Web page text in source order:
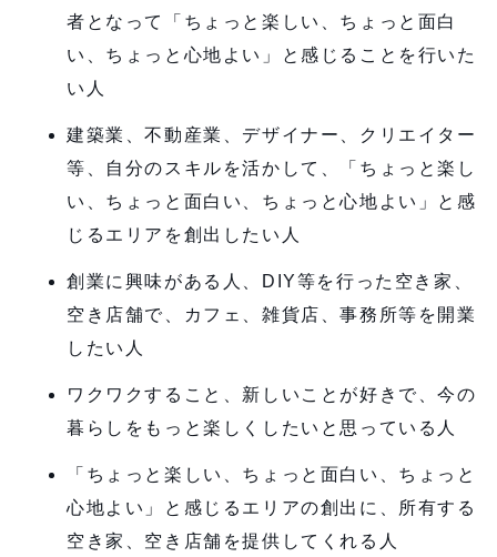
者となって「ちょっと楽しい、ちょっと面白
い、ちょっと心地よい」と感じることを行いた
い人
建築業、不動産業、デザイナー、クリエイター
等、自分のスキルを活かして、「ちょっと楽し
い、ちょっと面白い、ちょっと心地よい」と感
じるエリアを創出したい人
創業に興味がある人、DIY等を行った空き家、
空き店舗で、カフェ、雑貨店、事務所等を開業
したい人
ワクワクすること、新しいことが好きで、今の
暮らしをもっと楽しくしたいと思っている人
「ちょっと楽しい、ちょっと面白い、ちょっと
心地よい」と感じるエリアの創出に、所有する
空き家、空き店舗を提供してくれる人